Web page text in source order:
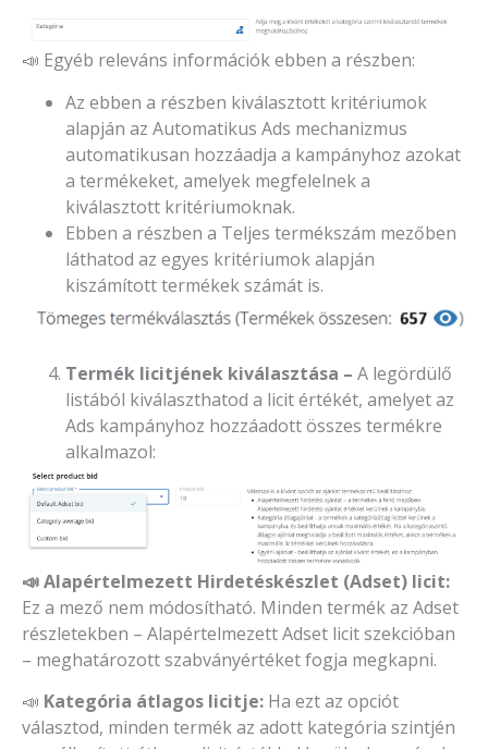
📣 Egyéb releváns információk ebben a részben:
Az ebben a részben kiválasztott kritériumok
alapján az Automatikus Ads mechanizmus
automatikusan hozzáadja a kampányhoz azokat
a termékeket, amelyek megfelelnek a
kiválasztott kritériumoknak.
Ebben a részben a Teljes termékszám mezőben
láthatod az egyes kritériumok alapján
kiszámított termékek számát is.
Termék licitjének kiválasztása – A legördülő
listából kiválaszthatod a licit értékét, amelyet az
Ads kampányhoz hozzáadott összes termékre
alkalmazol:
📣Alapértelmezett Hirdetéskészlet (Adset) licit:
Ez a mező nem módosítható. Minden termék az Adset
részletekben – Alapértelmezett Adset licit szekcióban
– meghatározott szabványértéket fogja megkapni.
📣 Kategória átlagos licitje: Ha ezt az opciót
választod, minden termék az adott kategória szintjén